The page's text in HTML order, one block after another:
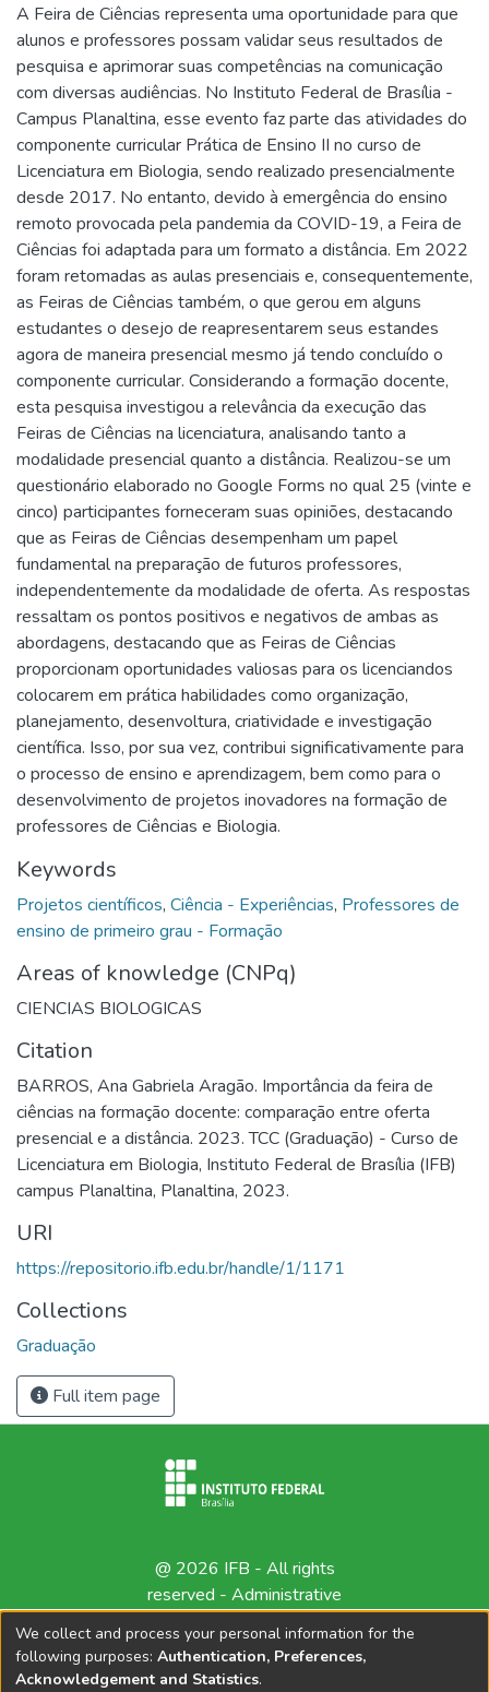
A Feira de Ciências representa uma oportunidade para que
alunos e professores possam validar seus resultados de
pesquisa e aprimorar suas competências na comunicação
com diversas audiências. No Instituto Federal de Brasília -
Campus Planaltina, esse evento faz parte das atividades do
componente curricular Prática de Ensino II no curso de
Licenciatura em Biologia, sendo realizado presencialmente
desde 2017. No entanto, devido à emergência do ensino
remoto provocada pela pandemia da COVID-19, a Feira de
Ciências foi adaptada para um formato a distância. Em 2022
foram retomadas as aulas presenciais e, consequentemente,
as Feiras de Ciências também, o que gerou em alguns
estudantes o desejo de reapresentarem seus estandes
agora de maneira presencial mesmo já tendo concluído o
componente curricular. Considerando a formação docente,
esta pesquisa investigou a relevância da execução das
Feiras de Ciências na licenciatura, analisando tanto a
modalidade presencial quanto a distância. Realizou-se um
questionário elaborado no Google Forms no qual 25 (vinte e
cinco) participantes forneceram suas opiniões, destacando
que as Feiras de Ciências desempenham um papel
fundamental na preparação de futuros professores,
independentemente da modalidade de oferta. As respostas
ressaltam os pontos positivos e negativos de ambas as
abordagens, destacando que as Feiras de Ciências
proporcionam oportunidades valiosas para os licenciandos
colocarem em prática habilidades como organização,
planejamento, desenvoltura, criatividade e investigação
científica. Isso, por sua vez, contribui significativamente para
o processo de ensino e aprendizagem, bem como para o
desenvolvimento de projetos inovadores na formação de
professores de Ciências e Biologia.
Keywords
Projetos científicos, Ciência - Experiências, Professores de
ensino de primeiro grau - Formação
Areas of knowledge (CNPq)
CIENCIAS BIOLOGICAS
Citation
BARROS, Ana Gabriela Aragão. Importância da feira de
ciências na formação docente: comparação entre oferta
presencial e a distância. 2023. TCC (Graduação) - Curso de
Licenciatura em Biologia, Instituto Federal de Brasília (IFB)
campus Planaltina, Planaltina, 2023.
URI
https://repositorio.ifb.edu.br/handle/1/1171
Collections
Graduação
Full item page
@ 2026 IFB - All rights
reserved - Administrative
We collect and process your personal information for the
following purposes: Authentication, Preferences,
Acknowledgement and Statistics.